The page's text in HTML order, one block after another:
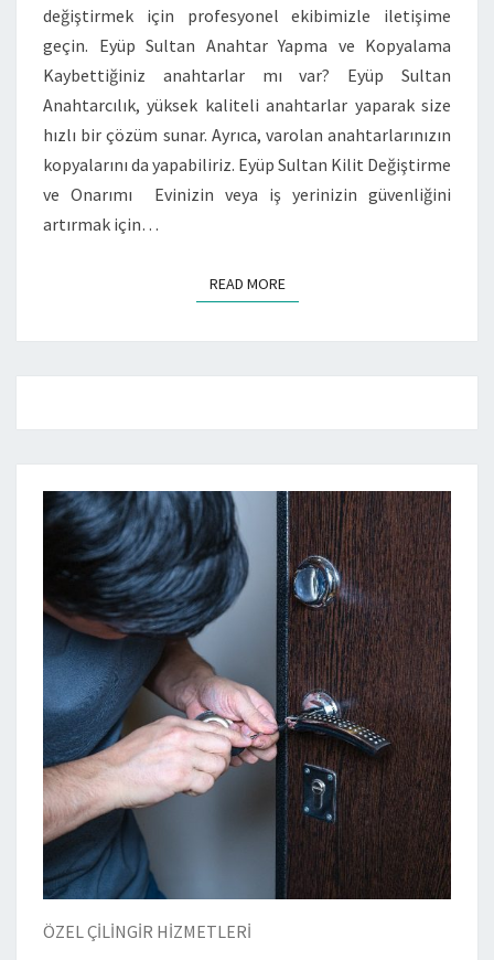
değiştirmek için profesyonel ekibimizle iletişime
geçin. Eyüp Sultan Anahtar Yapma ve Kopyalama
Kaybettiğiniz anahtarlar mı var? Eyüp Sultan
Anahtarcılık, yüksek kaliteli anahtarlar yaparak size
hızlı bir çözüm sunar. Ayrıca, varolan anahtarlarınızın
kopyalarını da yapabiliriz. Eyüp Sultan Kilit Değiştirme
ve Onarımı Evinizin veya iş yerinizin güvenliğini
artırmak için…
READ MOREREAD MORE
ÖZEL ÇİLİNGİR HİZMETLERİ